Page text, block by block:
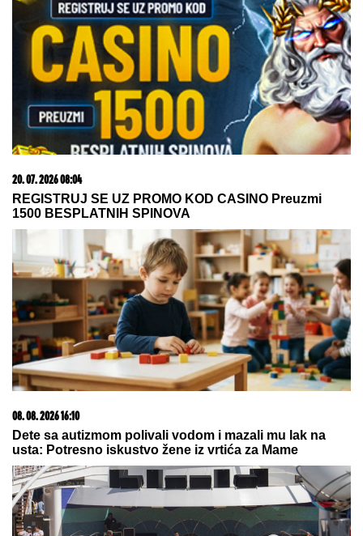
"ŽELIM BEBU"
Jelena Gavrilović progovorila o
svadbi i renoviranju kuće: "Išla sam roditeljima da
"VIDI KAKO IZGLEDAŠ, GLUPA SI!"
Pevačicu BIVŠI MUŽ
OMALOVAŽAVAO godinama, ona ga
ostavila i SREĆU NAŠLA SA 18
GODINA MLAĐIM
Srbija izgubila košem u poslednjoj
sekundi, veliko iznenađenje, ovo
nikako nije dobro
Šah-mat za Vašington: Novi uslovi Irana za